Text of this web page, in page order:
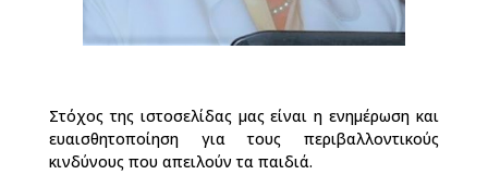
Στόχος της ιστοσελίδας μας είναι η ενημέρωση και
ευαισθητοποίηση για τους περιβαλλοντικούς
κινδύνους που απειλούν τα παιδιά.